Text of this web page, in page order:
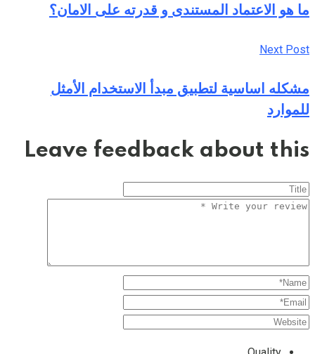
ما هو الاعتماد المستندى و قدرته على الامان؟
Next Post
مشكله اساسية لتطبيق مبدأ الاستخدام الأمثل
للموارد
Leave feedback about this